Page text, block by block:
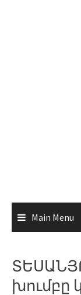
Main Menu
խումբը